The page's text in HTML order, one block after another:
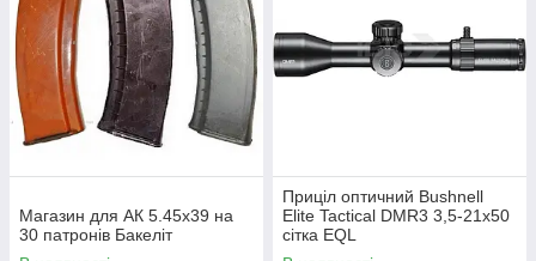
Магазин для АК 5.45х39 на
30 патронів Бакеліт
Приціл оптичний Bushnell
Elite Tactical DMR3 3,5-21x50
сітка EQL